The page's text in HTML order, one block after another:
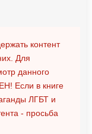
контент
Для
данного
Если в книге
ЛГБТ и
- просьба